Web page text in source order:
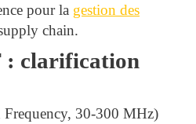
pour la gestion des
chain.
: clarification
30-300 MHz)